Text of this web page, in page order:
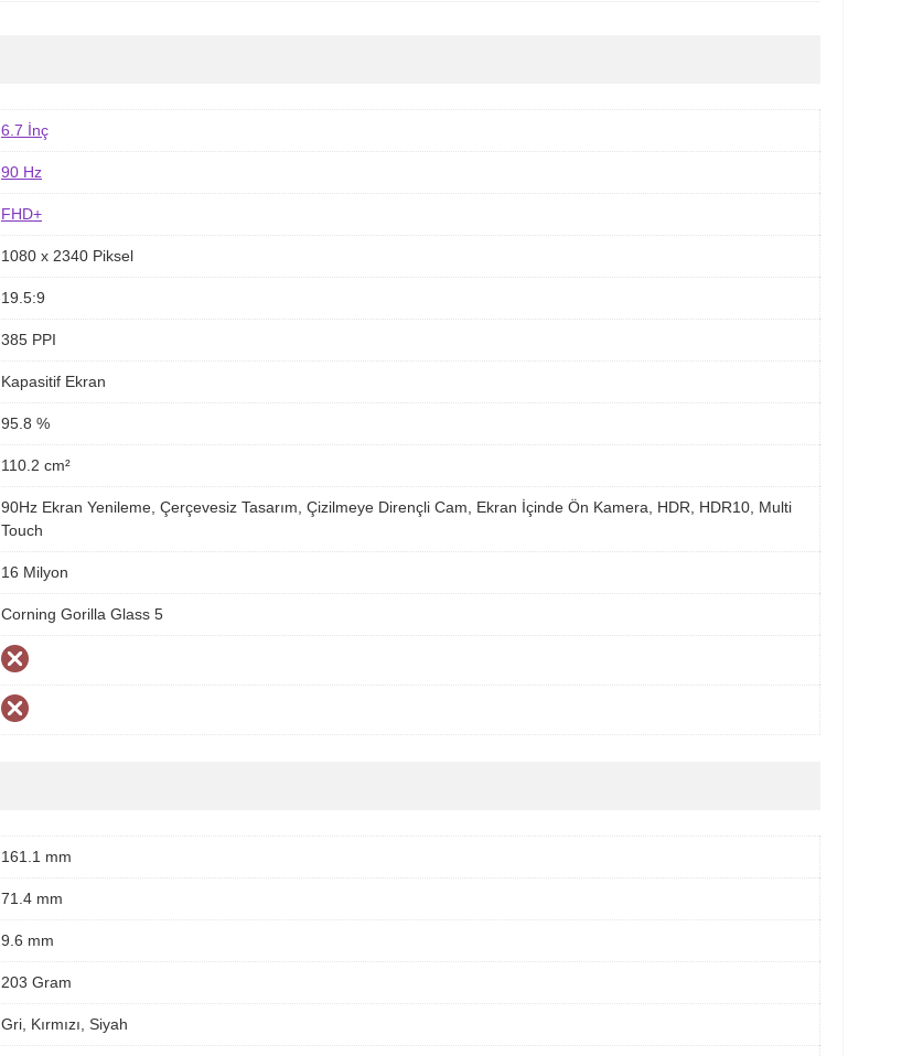
6.7 İnç
90 Hz
FHD+
1080 x 2340 Piksel
19.5:9
385 PPI
Kapasitif Ekran
95.8 %
110.2 cm²
90Hz Ekran Yenileme, Çerçevesiz Tasarım, Çizilmeye Dirençli Cam, Ekran İçinde Ön Kamera, HDR, HDR10, Multi
Touch
16 Milyon
Corning Gorilla Glass 5
161.1 mm
71.4 mm
9.6 mm
203 Gram
Gri, Kırmızı, Siyah